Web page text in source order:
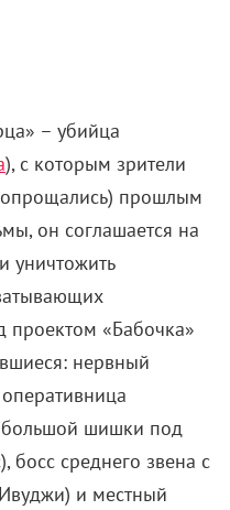
«Бабочка»
нервный
шишки под
среднего звена с
и местный
– милаха с
шестерки
решится на первое